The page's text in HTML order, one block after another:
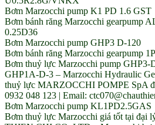
Bơm Marzocchi pump K1 PD 1.6 GST
Bơm bánh răng Marzocchi gearpump
0.25D36
Bơm Marzocchi pump GHP3 D-120
Bơm bánh răng Marzocchi gearpump
Bơm thuỷ lực Marzocchi pump GHP3-
GHP1A-D-3 – Marzocchi Hydraulic
thuỷ lực MARZOCCHI POMPE SpA
0932 048 123 | Email:
Bơm Marzocchi pump KL1PD2.5GAS
Bơm thuỷ lực Marzocchi giá tốt tại đại